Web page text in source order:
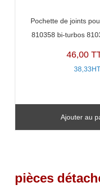
Pochette de joints
810358 bi-turbos
46,00
Ajouter au
pièces